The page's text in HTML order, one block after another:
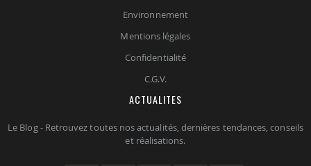
Environnement
Mentions légales
Confidentialité
C.G.V.
ACTUALITES
Le Blog - Retrouvez toutes nos actualités, dernières tendances, conseils
et réalisations.